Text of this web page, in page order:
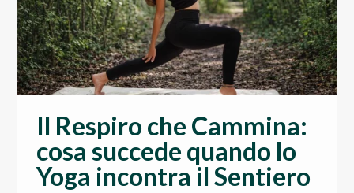
Il Respiro che Cammina:
cosa succede quando lo
Yoga incontra il Sentiero